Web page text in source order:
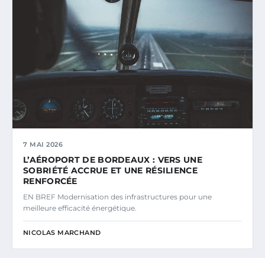
7 MAI 2026
L’AÉROPORT DE BORDEAUX : VERS UNE
SOBRIÉTÉ ACCRUE ET UNE RÉSILIENCE
RENFORCÉE
EN BREF Modernisation des infrastructures pour une
meilleure efficacité énergétique.
NICOLAS MARCHAND